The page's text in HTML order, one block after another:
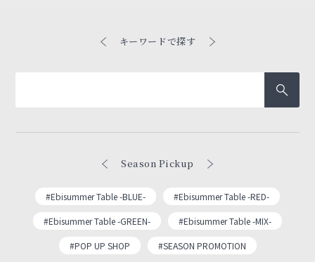
キーワードで探す
Season Pickup
#Ebisummer Table -BLUE- #Ebisummer Table -RED-
#Ebisummer Table -GREEN- #Ebisummer Table -MIX-
#POP UP SHOP #SEASON PROMOTION